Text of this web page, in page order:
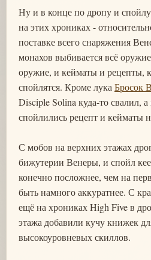
Ну и в конце по дропу и
на этих хрониках -
поставке всего снаряжения
монахов выбивается всё
оружие, и кейматы и рецепты,
спойлятся. Кроме лука Бросок
Disciple Solina куда-то свалил, а
спойлились рецепт и кейматы
С мобов на верхних этажах
бижутерии Венеры, и спойл
конечно посложнее, чем на
быть намного аккуратнее. С
ещё на хрониках High Five в
этажа добавили кучу книжек
высокоуровневых скиллов.